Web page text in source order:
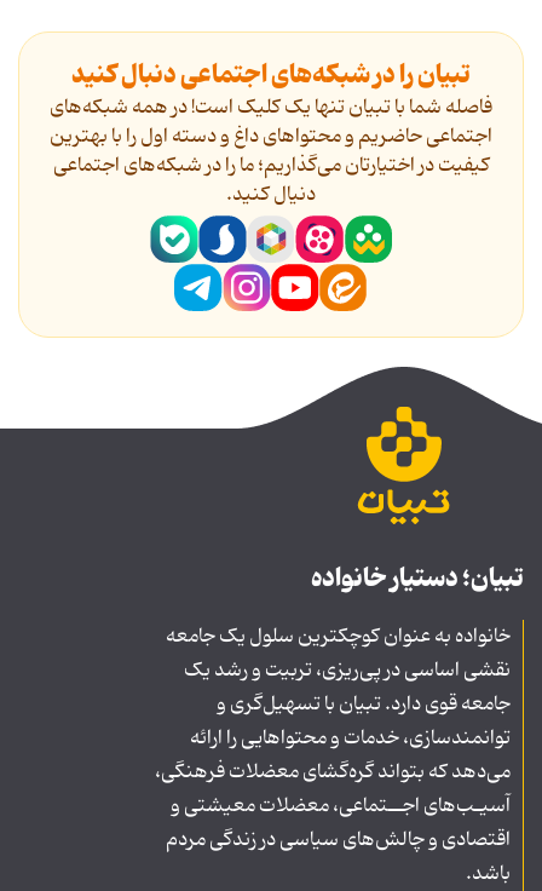
تبیان را در شبکه‌های اجتماعی دنبال کنید
فاصله شما با تبیان تنها یک کلیک است! در همه شبکه‌های
اجتماعی حاضریم و محتواهای داغ و دسته اول را با بهترین
کیفیت در اختیارتان می‌گذاریم؛ ما را در شبکه‌های اجتماعی
دنیال کنید.
تبیان؛ دستیار خانواده
خانواده به عنوان کوچکترین سلول یک جامعه
نقشی اساسی در پی‌ریزی، تربیت و رشد یک
جامعه قوی دارد. تبیان با تسهیل‌گری و
توانمندسازی، خدمات و محتواهایی را ارائه
می‌دهد که بتواند گره‌گشای معضلات فرهنگی،
آسیـب‌های اجــتماعی، معضلات معیشتی و
اقتصادی و چالش‌های سیاسی در زندگی مردم
باشد.